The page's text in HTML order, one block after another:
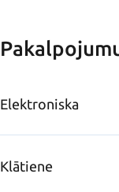
Elektroniska
Klātiene